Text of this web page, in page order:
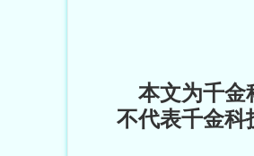
本文为千金
不代表千金科